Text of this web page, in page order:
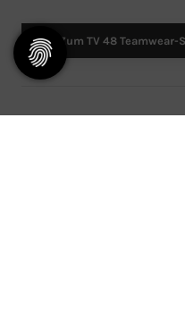
Zum TV 48 Teamwear-